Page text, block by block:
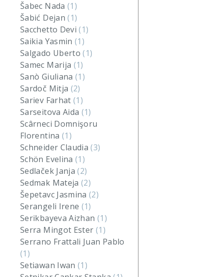
Šabec Nada (1)
Šabić Dejan(1)
Sacchetto Devi(1)
Saikia Yasmin(1)
Salgado Uberto(1)
Samec Marija (1)
Sanò Giuliana(1)
Sardoč Mitja (2)
Sariev Farhat(1)
Sarseitova Aida (1)
Scârneci Domnişoru
Florentina (1)
Schneider Claudia(3)
Schön Evelina(1)
Sedlaček Janja(2)
Sedmak Mateja(2)
Šepetavc Jasmina(2)
Serangeli Irene (1)
Serikbayeva Aizhan (1)
Serra Mingot Ester (1)
Serrano Frattali Juan Pablo
(1)
Setiawan Iwan(1)